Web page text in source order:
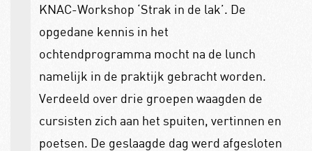
KNAC-Workshop ‘Strak in de lak’. De
opgedane kennis in het
ochtendprogramma mocht na de lunch
namelijk in de praktijk gebracht worden.
Verdeeld over drie groepen waagden de
cursisten zich aan het spuiten, vertinnen en
poetsen. De geslaagde dag werd afgesloten